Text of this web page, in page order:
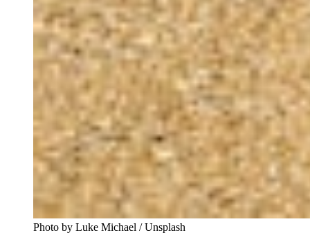
Photo by Luke Michael / Unsplash